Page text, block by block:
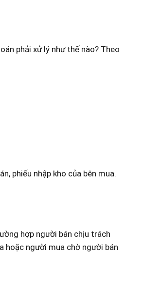
phải xử lý như thế nào? Theo
phiếu nhập kho của bên mua.
hợp người bán chịu trách
hoặc người mua chờ người bán